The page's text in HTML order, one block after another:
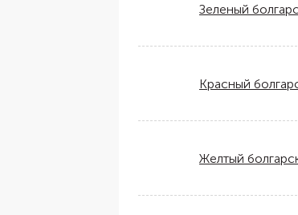
Зеленый
Красный
Желтый